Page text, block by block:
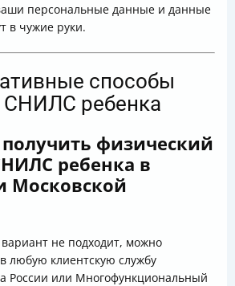
персональные данные и данные
в чужие руки.
способы
СНИЛС ребенка
физический
ребенка в
Московской
не подходит, можно
любую клиентскую службу
России или Многофункциональный